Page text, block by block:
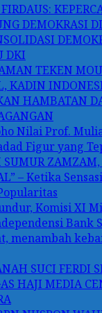
DEMOKRASI
DKI
TEKEN
KADIN
HAMBATAN
Nilai Prof.
Figur yang
– Ketika
Komisi XI
Bank
menambah
SUCI FERDI
HAJI MEDIA